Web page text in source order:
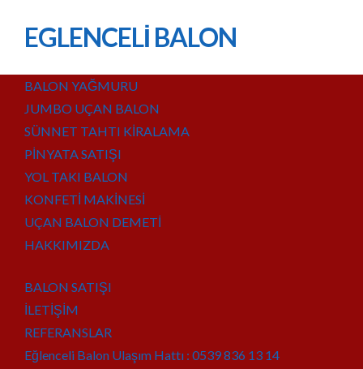
EGLENCELİ BALON
BALON YAĞMURU
JUMBO UÇAN BALON
SÜNNET TAHTI KİRALAMA
PİNYATA SATIŞI
YOL TAKI BALON
KONFETİ MAKİNESİ
UÇAN BALON DEMETİ
HAKKIMIZDA
BALON SATIŞI
İLETİŞİM
REFERANSLAR
Eğlenceli Balon Ulaşım Hattı : 0539 836 13 14